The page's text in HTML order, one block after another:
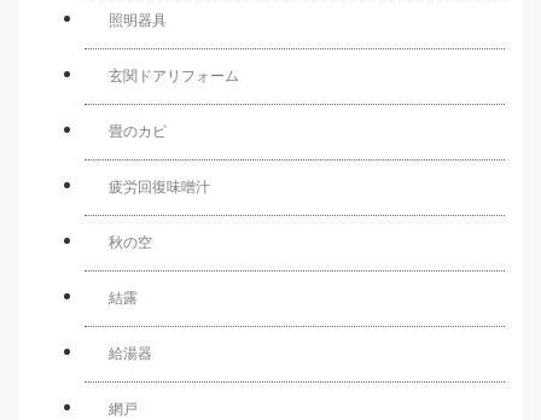
照明器具
玄関ドアリフォーム
畳のカビ
疲労回復味噌汁
秋の空
結露
給湯器
網戸